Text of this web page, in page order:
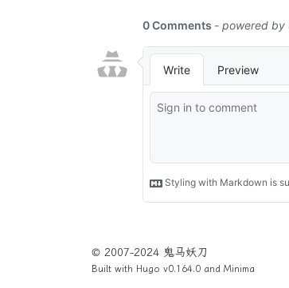
© 2007-2024 鬼马妖刀
Built with Hugo v0.164.0 and Minima